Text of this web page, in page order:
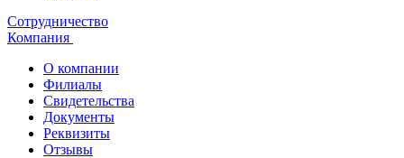
Сотрудничество
Компания
О компании
Филиалы
Свидетельства
Документы
Реквизиты
Отзывы